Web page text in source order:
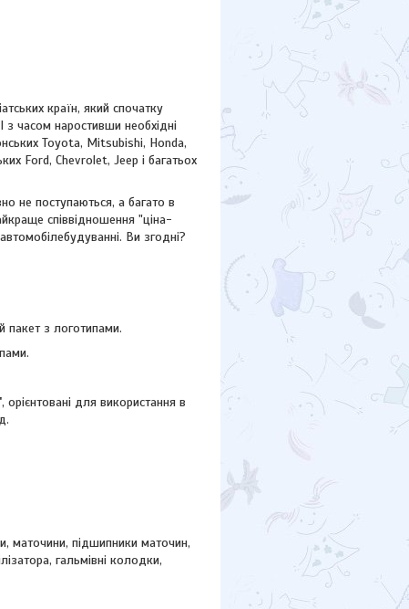
країн, який спочатку
з часом наростивши необхідні
Toyota, Mitsubishi, Honda,
Ford, Chevrolet, Jeep і багатьох
не поступаються, а багато в
співвідношення "ціна-
Ви згодні?
пакет з логотипами.
, орієнтовані для використання в
маточини, підшипники маточин,
гальмівні колодки,